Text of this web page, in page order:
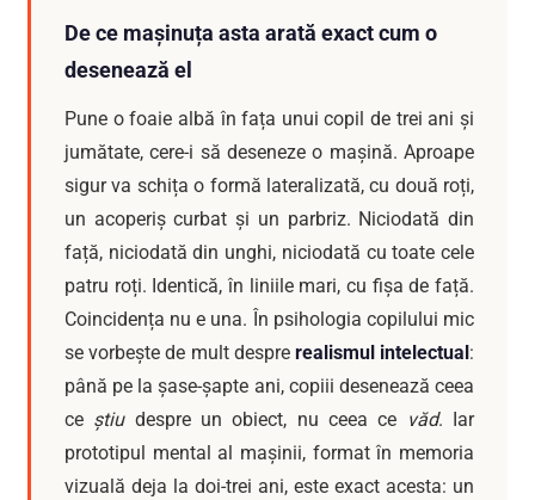
De ce mașinuța asta arată exact cum o
desenează el
Pune o foaie albă în fața unui copil de trei ani și
jumătate, cere-i să deseneze o mașină. Aproape
sigur va schița o formă lateralizată, cu două roți,
un acoperiș curbat și un parbriz. Niciodată din
față, niciodată din unghi, niciodată cu toate cele
patru roți. Identică, în liniile mari, cu fișa de față.
Coincidența nu e una. În psihologia copilului mic
se vorbește de mult despre realismul intelectual :
până pe la șase-șapte ani, copiii desenează ceea
ce știudespre un obiect, nu ceea ce văd. Iar
prototipul mental al mașinii, format în memoria
vizuală deja la doi-trei ani, este exact acesta: un